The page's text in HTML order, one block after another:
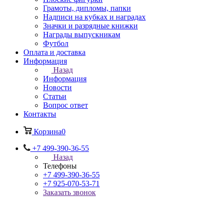
Грамоты, дипломы, папки
Надписи на кубках и наградах
Значки и разрядные книжки
Награды выпускникам
Футбол
Оплата и доставка
Информация
Назад
Информация
Новости
Статьи
Вопрос ответ
Контакты
Корзина0
+7 499-390-36-55
Назад
Телефоны
+7 499-390-36-55
+7 925-070-53-71
Заказать звонок